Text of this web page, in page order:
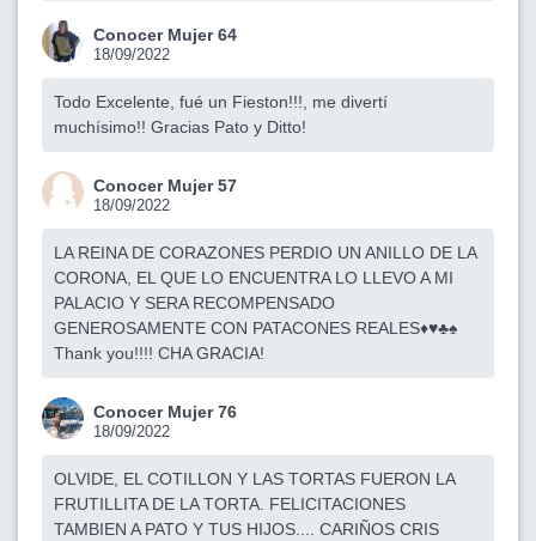
Conocer Mujer 64
18/09/2022
Todo Excelente, fué un Fieston!!!, me divertí
muchísimo!! Gracias Pato y Ditto!
Conocer Mujer 57
18/09/2022
LA REINA DE CORAZONES PERDIO UN ANILLO DE LA
CORONA, EL QUE LO ENCUENTRA LO LLEVO A MI
PALACIO Y SERA RECOMPENSADO
GENEROSAMENTE CON PATACONES REALES♦️♥️♣️♠️
Thank you!!!! CHA GRACIA!
Conocer Mujer 76
18/09/2022
OLVIDE, EL COTILLON Y LAS TORTAS FUERON LA
FRUTILLITA DE LA TORTA. FELICITACIONES
TAMBIEN A PATO Y TUS HIJOS.... CARIÑOS CRIS